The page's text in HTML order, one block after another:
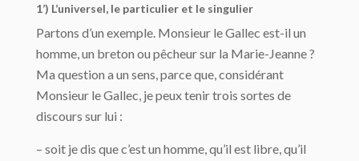
1’) L’universel, le particulier et le singulier
Partons d’un exemple. Monsieur le Gallec est-il un
homme, un breton ou pêcheur sur la Marie-Jeanne ?
Ma question a un sens, parce que, considérant
Monsieur le Gallec, je peux tenir trois sortes de
discours sur lui :
– soit je dis que c’est un homme, qu’il est libre, qu’il